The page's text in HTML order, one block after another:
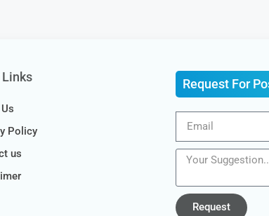
Links
Policy
us
Request For
Request